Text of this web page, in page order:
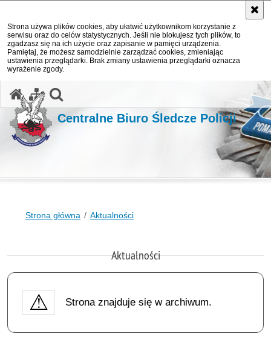
Strona używa plików cookies, aby ułatwić użytkownikom korzystanie z
serwisu oraz do celów statystycznych. Jeśli nie blokujesz tych plików, to
zgadzasz się na ich użycie oraz zapisanie w pamięci urządzenia.
Pamiętaj, że możesz samodzielnie zarządzać cookies, zmieniając
ustawienia przeglądarki. Brak zmiany ustawienia przeglądarki oznacza
wyrażenie zgody.
Centralne Biuro Śledcze Policji
Strona główna Aktualności
Aktualności
Strona znajduje się w archiwum.